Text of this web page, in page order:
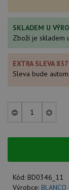
SKLADEM U
Zboží je skladem
EXTRA SLEVA
Sleva bude
Kód: BD0346_11
Výrobce: BLANCO